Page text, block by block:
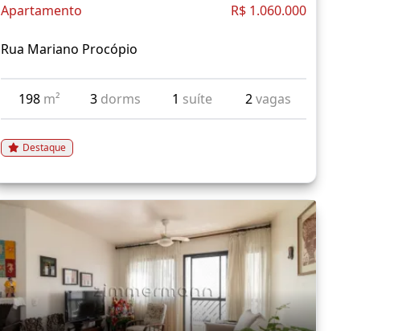
Apartamento R$ 1.060.000
Rua Mariano Procópio
198 m² 3 dorms 1 suíte 2vagas
Destaque